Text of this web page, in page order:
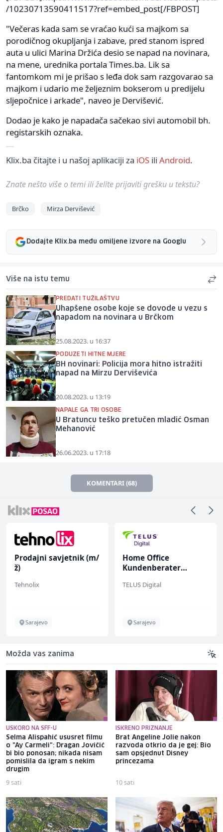
/10230713590411517?ref=embed_post[/FBPOST]
"Večeras kada sam se vraćao kući sa majkom sa
porodičnog okupljanja i zabave, pred stanom ispred
auta u ulici Marina Držića desio se napad na novinara,
na mene, urednika portala Times.ba. Lik sa
fantomkom mi je prišao s leđa dok sam razgovarao sa
majkom i udario me željeznim bokserom u predijelu
sljepočnice i arkade", naveo je Dervišević.
Dodao je kako je napadača sačekao sivi automobil bh.
registarskih oznaka.
Klix.ba čitajte i u našoj aplikaciji za iOS ili Android.
Znate nešto više o temi ili želite prijaviti grešku u tekstu?
Brčko Mirza Dervišević
Dodajte Klix.ba među omiljene izvore na Googlu
Više na istu temu
PREDATI TUŽILAŠTVU
Uhapšene osobe koje se dovode u vezu s
napadom na novinara u Brčkom
25.08.2023. u 16:37
PODUZETI HITNE MJERE
BH novinari: Policija mora hitno istražiti
napad na Mirzu Derviševića
20.08.2023. u 13:19
NAPALE GA TRI OSOBE
U Bratuncu teško pretučen mladić Osman
Mehanović
26.06.2023. u 17:18
KOMENTARI (68)
Prodajni savjetnik (m/
ž)
Tehnolix
Sarajevo
Home Office
Kundenberater
renommiertes
TELUS Digital
Sarajevo
Možda vas zanima
USKORO NA SFF-U
Selma Alispahić ususret filmu
o "Ay Carmeli": Dragan Jovičić
bi bio ponosan; nikada nisam
pomislila da igram s nekim
drugim
9 sati
ISKRENO PRIZNANJE
Brat Angeline Jolie nakon
razvoda otkrio da je gej: Bio
sam opsjednut Disney
princezama
10 sati